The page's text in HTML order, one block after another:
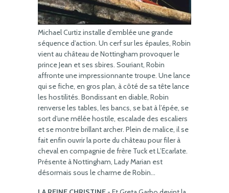
Michael Curtiz installe d’emblée une grande
séquence d’action. Un cerf sur les épaules, Robin
vient au château de Nottingham provoquer le
prince Jean et ses sbires. Souriant, Robin
affronte une impressionnante troupe. Une lance
qui se fiche, en gros plan, à côté de sa tête lance
les hostilités. Bondissant en diable, Robin
renverse les tables, les bancs, se bat à l’épée, se
sort d’une mêlée hostile, escalade des escaliers
et se montre brillant archer. Plein de malice, il se
fait enfin ouvrir la porte du château pour filer à
cheval en compagnie de frère Tuck et L’Ecarlate.
Présente à Nottingham, Lady Marian est
désormais sous le charme de Robin…